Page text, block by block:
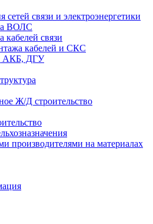
сетей связи и электроэнергетики
ВОЛС
кабелей связи
кабелей и СКС
ДГУ
Ж/Д строительство
производителями на материалах